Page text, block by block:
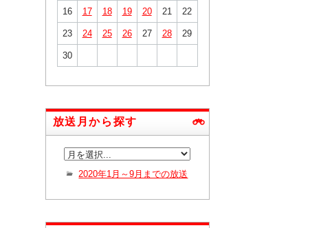
16 17 18 19 20 21 22
23 24 25 26 27 28 29
30
放送月から探す
2020年1月～9月までの放送